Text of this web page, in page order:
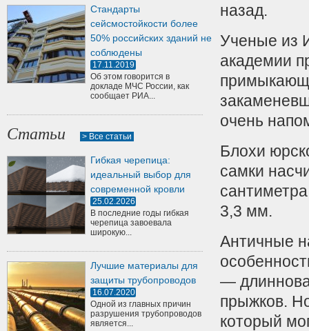
Стандарты
сейсмостойкости более
50% российских зданий не
соблюдены
17.11.2019
Об этом говорится в
докладе МЧС России, как
сообщает РИА...
Статьи > Все статьи
Гибкая черепица:
идеальный выбор для
современной кровли
25.02.2026
В последние годы гибкая
черепица завоевала
широкую...
Лучшие материалы для
защиты трубопроводов
16.07.2020
Одной из главных причин
разрушения трубопроводов
является...
назад.
Ученые из
академии
очень
Блохи
самки
3,3 мм.
Античные
—
прыжков.
который